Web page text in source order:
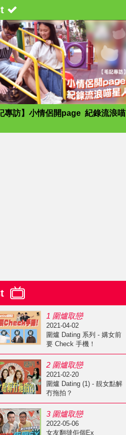
專訪】小情侶開page 紀錄流浪喵
1 圍爐取戀
2021-04-02
圍爐 Dating 系列 - 媾女前
要 Check 手機！
2 圍爐取戀
2021-02-20
圍爐 Dating (1) - 靚女點解
冇拖拍？
3 圍爐取戀
2022-05-06
女友翻撻佢個Ex